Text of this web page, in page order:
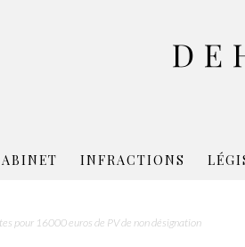
INFRACTIONS
pour 16000 euros de PV de non désignation